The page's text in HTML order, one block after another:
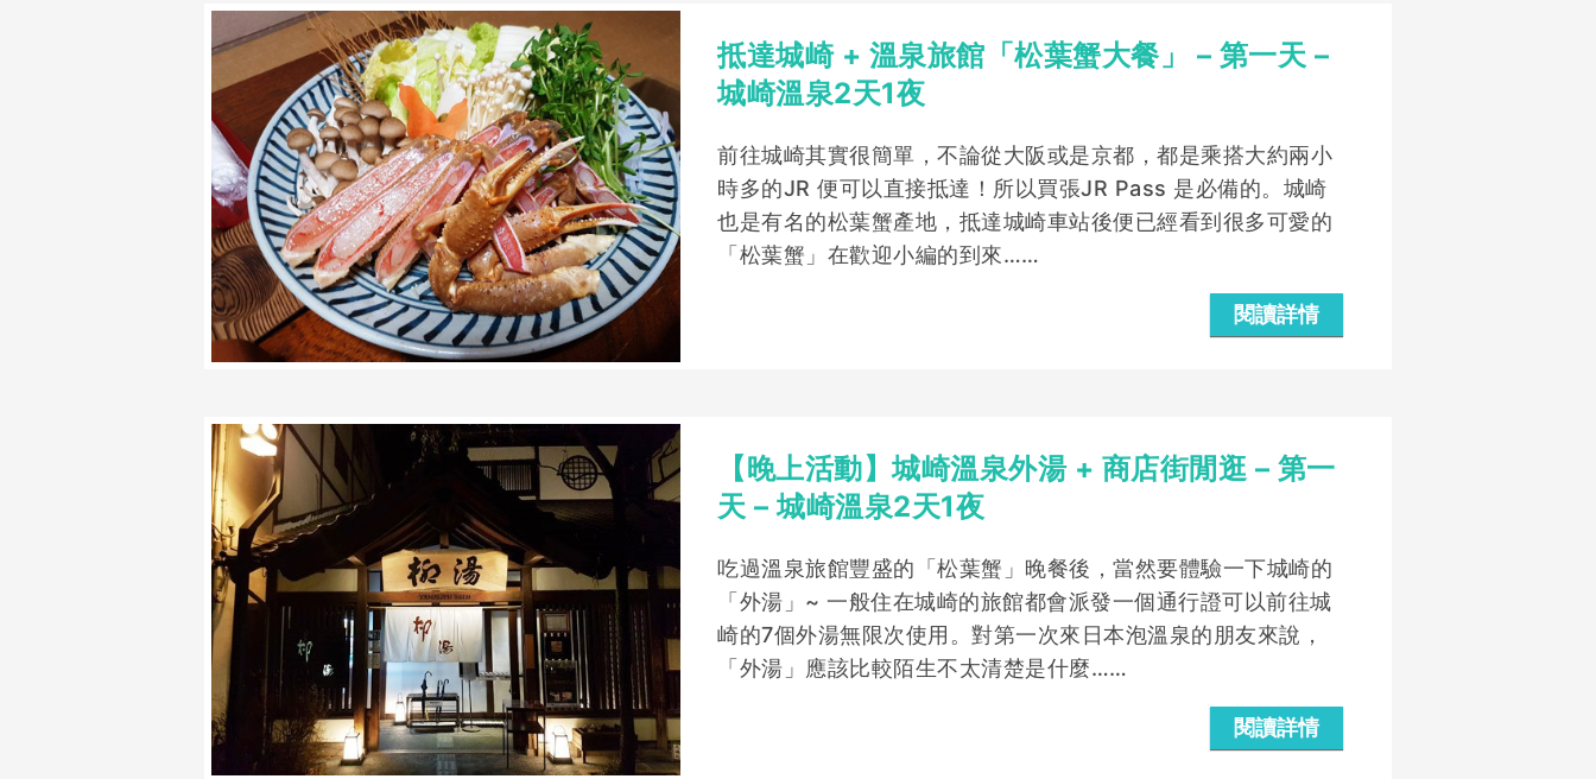
抵達城崎 + 溫泉旅館「松葉蟹大餐」 – 第一天 –
城崎溫泉2天1夜
前往城崎其實很簡單，不論從大阪或是京都，都是乘搭大約兩小
時多的JR 便可以直接抵達！所以買張JR Pass 是必備的。城崎
也是有名的松葉蟹產地，抵達城崎車站後便已經看到很多可愛的
「松葉蟹」在歡迎小編的到來……
閱讀詳情
【晚上活動】城崎溫泉外湯 + 商店街閒逛 – 第一
天 – 城崎溫泉2天1夜
吃過溫泉旅館豐盛的「松葉蟹」晚餐後，當然要體驗一下城崎的
「外湯」~ 一般住在城崎的旅館都會派發一個通行證可以前往城
崎的7個外湯無限次使用。對第一次來日本泡溫泉的朋友來說，
「外湯」應該比較陌生不太清楚是什麼……
閱讀詳情